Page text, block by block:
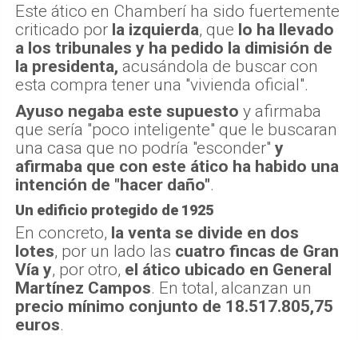
Este ático en Chamberí ha sido fuertemente
criticado por la izquierda, que lo ha llevado
a los tribunales y ha pedido la dimisión de
la presidenta, acusándola de buscar con
esta compra tener una "vivienda oficial".
Ayuso negaba este supuesto y afirmaba
que sería "poco inteligente" que le buscaran
una casa que no podría "esconder" y
afirmaba que con este ático ha habido una
intención de "hacer daño".
Un edificio protegido de 1925
En concreto, la venta se divide en dos
lotes, por un lado las cuatro fincas de Gran
Vía y, por otro, el ático ubicado en General
Martínez Campos. En total, alcanzan un
precio mínimo conjunto de 18.517.805,75
euros.